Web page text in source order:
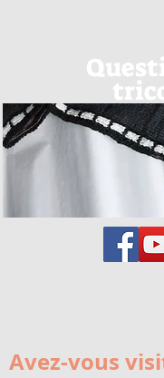
Avez-vous